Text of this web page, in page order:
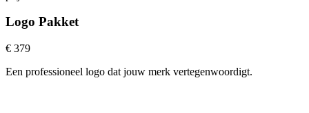
Logo Pakket
€ 379
Een professioneel logo dat jouw merk vertegenwoordigt.